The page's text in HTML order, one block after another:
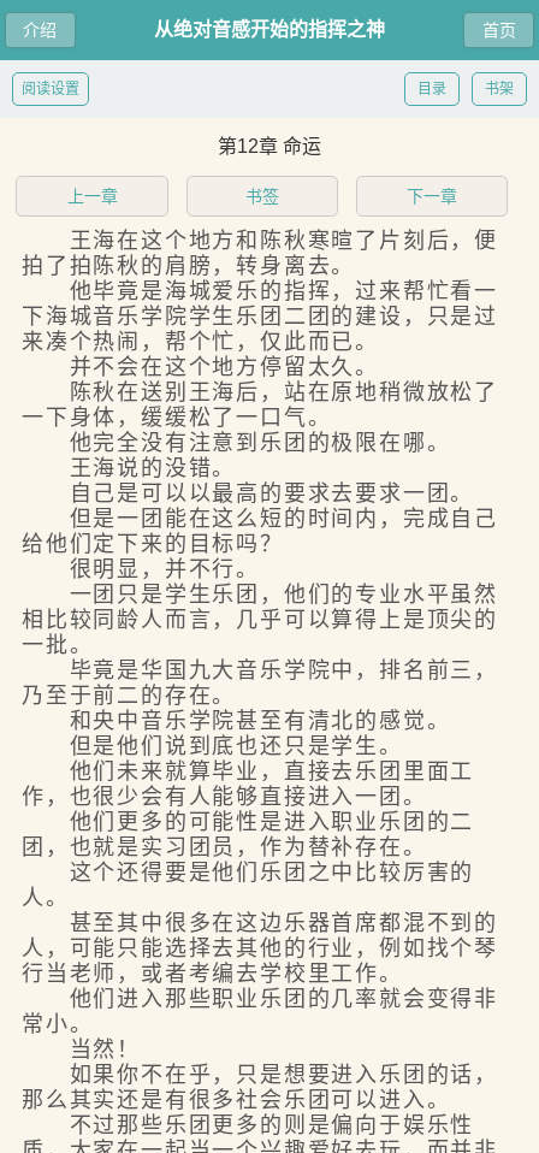
介绍 首页
从绝对音感开始的指挥之神
书架
目录
阅读设置
第12章 命运
上一章 书签 下一章
王海在这个地方和陈秋寒暄了片刻后，便
拍了拍陈秋的肩膀，转身离去。
他毕竟是海城爱乐的指挥，过来帮忙看一
下海城音乐学院学生乐团二团的建设，只是过
来凑个热闹，帮个忙，仅此而已。
并不会在这个地方停留太久。
陈秋在送别王海后，站在原地稍微放松了
一下身体，缓缓松了一口气。
他完全没有注意到乐团的极限在哪。
王海说的没错。
自己是可以以最高的要求去要求一团。
但是一团能在这么短的时间内，完成自己
给他们定下来的目标吗？
很明显，并不行。
一团只是学生乐团，他们的专业水平虽然
相比较同龄人而言，几乎可以算得上是顶尖的
一批。
毕竟是华国九大音乐学院中，排名前三，
乃至于前二的存在。
和央中音乐学院甚至有清北的感觉。
但是他们说到底也还只是学生。
他们未来就算毕业，直接去乐团里面工
作，也很少会有人能够直接进入一团。
他们更多的可能性是进入职业乐团的二
团，也就是实习团员，作为替补存在。
这个还得要是他们乐团之中比较厉害的
人。
甚至其中很多在这边乐器首席都混不到的
人，可能只能选择去其他的行业，例如找个琴
行当老师，或者考编去学校里工作。
他们进入那些职业乐团的几率就会变得非
常小。
当然！
如果你不在乎，只是想要进入乐团的话，
那么其实还是有很多社会乐团可以进入。
不过那些乐团更多的则是偏向于娱乐性